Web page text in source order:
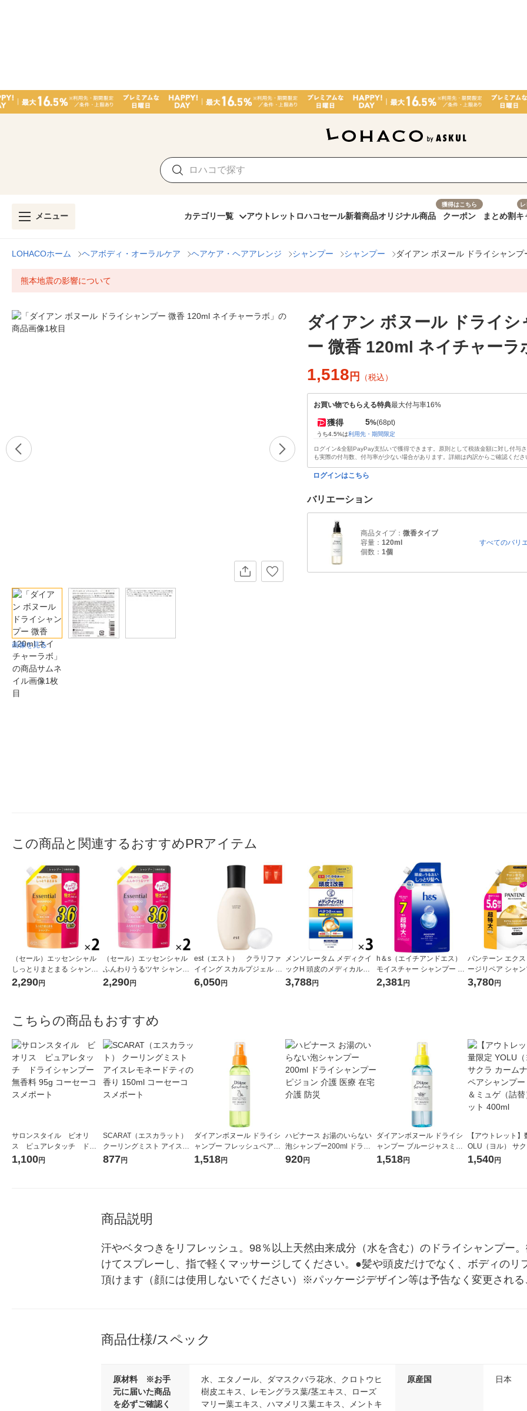
メニュー カテゴリ一覧 アウトレット ロハコセール新着商品オリジナル商品
獲得はこちら
クーポン まとめ割キ
LOHACOホーム ヘアボディ・オーラルケア ヘアケア・ヘアアレンジ シャンプー シャンプー ダイアン ボヌール ドライシャン
熊本地震の影響について
画像を見る
ダイアン ボヌール ドライシ
ー 微香 120ml ネイチャーラ
1,518 円 （税込）
お買い物でもらえる特典最大付与率16%
獲得 5%(68pt)
うち4.5%は利用先・期間限定
ログイン&全額PayPay支払いで獲得できます。原則として税抜金額に対し付与
も実際の付与数、付与率が少ない場合があります。詳細は内訳からご確認くださ
ログインはこちら
バリエーション
商品タイプ： 微香タイプ
容量： 120ml
個数： 1個
すべてのバリ
この商品と関連するおすすめPRアイテム
（セール）エッセンシャル
しっとりまとまる シャンプ
ー 詰め替え 大容量 1080ml
2,290円
（セール）エッセンシャル
ふんわりうるツヤ シャンプ
ー 詰め替え 大容量 1080ml
2,290円
est（エスト） クラリファ
イイング スカルプジェル 25
0g おまけ付き
6,050円
メンソレータム メディクイ
ックH 頭皮のメディカルシ
ャンプー 詰め替え 280mL 3
3,788円
h＆s（エイチアンドエス）
モイスチャー シャンプー 詰
め替え 超特大 2.2Lサイズ P
2,381円
パンテーン エクス
ージリペア シャ
大 詰め替え
3,780円
こちらの商品もおすすめ
サロンスタイル ビオリ
ス ピュアレタッチ ドラ
イシャンプー 無香料 95g
1,100円
SCARAT（エスカラット）
クーリングミスト アイスレ
モネードティの香り 150ml
877円
ダイアンボヌール ドライシ
ャンプー フレッシュペア＆
ミントの香り 120ml ネイチ
1,518円
ハビナース お湯のいらない
泡シャンプー200ml ドライ
シャンプー ピジョン 介護 医
920円
ダイアンボヌール ドライシ
ャンプー ブルージャスミン
＆ミントの香り 120ml ネイ
1,518円
【アウトレット
OLU（ヨル） サ
ナイトリペアシャ
1,540円
商品説明
汗やベタつきをリフレッシュ。98％以上天然由来成分（水を含む）のドライシャンプー
けてスプレーし、指で軽くマッサージしてください。●髪や頭皮だけでなく、ボディのリ
頂けます（顔には使用しないでください）※パッケージデザイン等は予告なく変更され
商品仕様/スペック
原材料 ※お手
元に届いた商品
を必ずご確認く
水、エタノール、ダマスクバラ花水、クロトウヒ
樹皮エキス、レモングラス葉/茎エキス、ローズ
マリー葉エキス、ハマメリス葉エキス、メントキ
原産国 日本